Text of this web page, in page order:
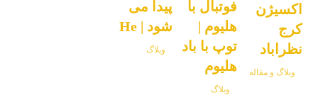
اکسیژن
کرج
نظراباد
وبلاگ و مقاله
فوتبال با
هلیوم |
توپ با باد
هلیوم
وبلاگ
پیدا می
شود | He
وبلاگ